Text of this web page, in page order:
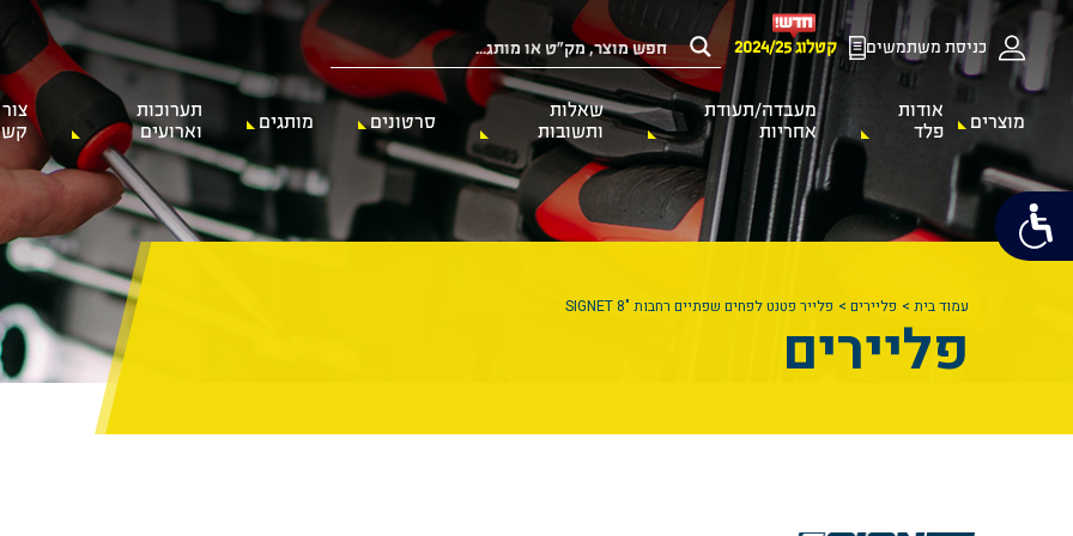
כניסת משתמשים קטלוג 2024/25
מוצרים
אודות
פלד
מעבדה/תעודת
אחריות
שאלות
ותשובות
סרטונים מותגים
תערוכות
וארועים
צור
עמוד בית פליירים פלייר פטנט לפחים שפתיים רחבות "SIGNET 8
פליירים